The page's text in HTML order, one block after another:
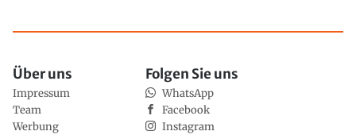
Über uns
Impressum
Team
Werbung
Folgen Sie uns
WhatsApp
Facebook
Instagram